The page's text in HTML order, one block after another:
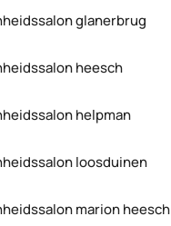
glanerbrug
heesch
helpman
loosduinen
marion heesch